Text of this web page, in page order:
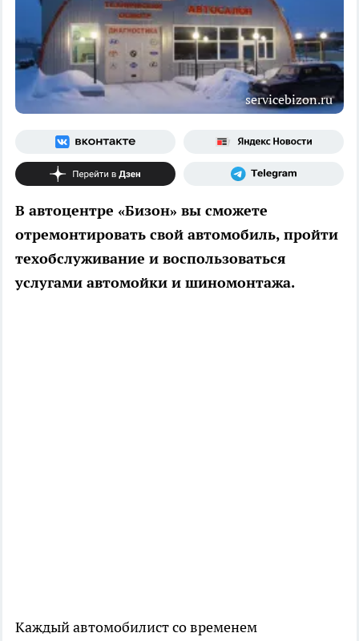
servicebizon.ru
В автоцентре «Бизон» вы сможете
отремонтировать свой автомобиль, пройти
техобслуживание и воспользоваться
услугами автомойки и шиномонтажа.
Каждый автомобилист со временем